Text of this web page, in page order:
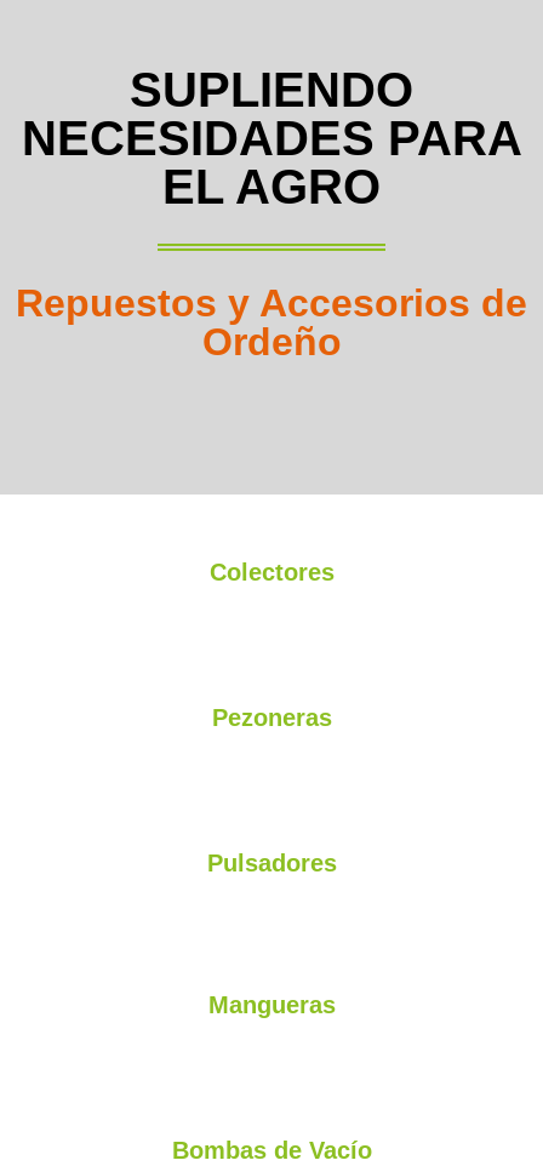
SUPLIENDO
NECESIDADES PARA
EL AGRO
Repuestos y Accesorios de
Ordeño
Colectores
Pezoneras
Pulsadores
Mangueras
Bombas de Vacío